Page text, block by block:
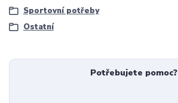
Sportovní potřeby
Ostatní
Potřebujete pomoc?